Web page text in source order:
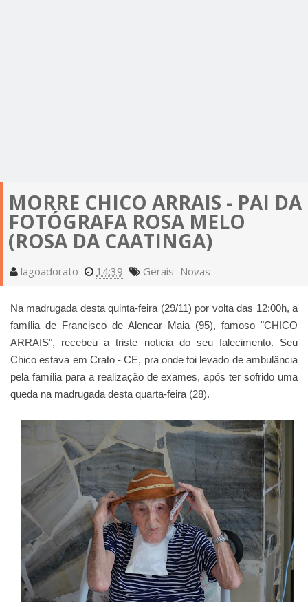
MORRE CHICO ARRAIS - PAI DA
FOTÓGRAFA ROSA MELO
(ROSA DA CAATINGA)
lagoadorato 14:39 Gerais Novas
Na madrugada desta quinta-feira (29/11) por volta das 12:00h, a
família de Francisco de Alencar Maia (95), famoso "CHICO
ARRAIS", recebeu a triste noticia do seu falecimento. Seu
Chico estava em Crato - CE, pra onde foi levado de ambulância
pela família para a realização de exames, após ter sofrido uma
queda na madrugada desta quarta-feira (28).